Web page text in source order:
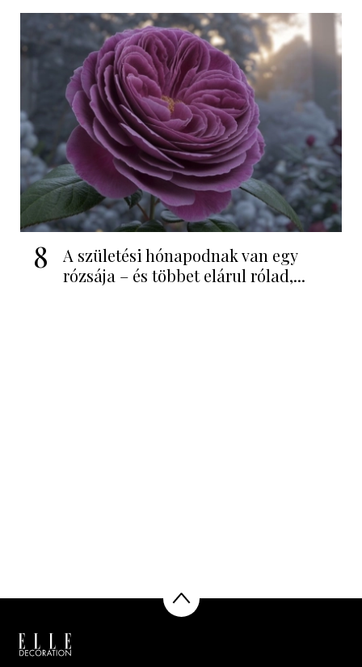
8
A születési hónapodnak van egy
rózsája – és többet elárul rólad,...